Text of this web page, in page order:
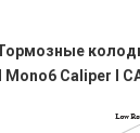
Тормозные
Mono6 Caliper I